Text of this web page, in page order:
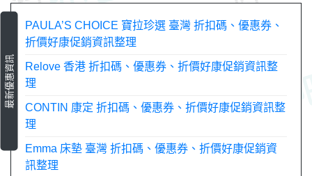
最新優惠資訊
PAULA’S CHOICE 寶拉珍選 臺灣 折扣碼、優惠券、
折價好康促銷資訊整理
Relove 香港 折扣碼、優惠券、折價好康促銷資訊整
理
CONTIN 康定 折扣碼、優惠券、折價好康促銷資訊整
理
Emma 床墊 臺灣 折扣碼、優惠券、折價好康促銷資
訊整理